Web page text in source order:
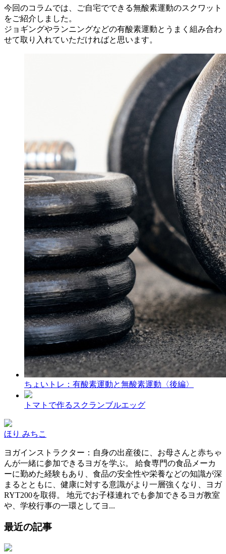
今回のコラムでは、ご自宅でできる無酸素運動のスクワット
をご紹介しました。
ジョギングやランニングなどの有酸素運動とうまく組み合わ
せて取り入れていただければと思います。
ちょいトレ：有酸素運動と無酸素運動〈後編〉
トマトで作るスクランブルエッグ
ほり みちこ
ヨガインストラクター：自身の出産後に、お母さんと赤ちゃ
んが一緒に参加できるヨガを学ぶ。 給食専門の食品メーカ
ーに勤めた経験もあり、食品の安全性や栄養などの知識が深
まるとともに、健康に対する意識がより一層強くなり、ヨガ
RYT200を取得。 地元でお子様連れでも参加できるヨガ教室
や、学校行事の一環としてヨ...
最近の記事